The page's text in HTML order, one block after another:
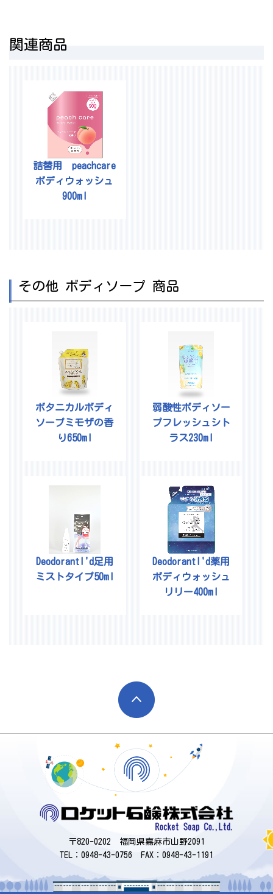
関連商品
詰替用 peachcare
ボディウォッシュ
900ml
その他 ボディソープ 商品
ボタニカルボディ
ソープミモザの香
り650ml
弱酸性ボディソー
プフレッシュシト
ラス230ml
DeodorantI'd足用
ミストタイプ50ml
DeodorantI'd薬用
ボディウォッシュ
リリー400ml
〒820-0202 福岡県嘉麻市山野2091
TEL：0948-43-0756 FAX：0948-43-1191